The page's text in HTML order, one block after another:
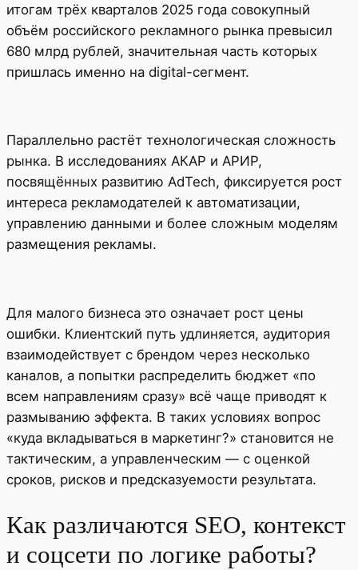
итогам трёх кварталов 2025 года совокупный
объём российского рекламного рынка превысил
680 млрд рублей, значительная часть которых
пришлась именно на digital-сегмент.
Параллельно растёт технологическая сложность
рынка. В исследованиях АКАР и АРИР,
посвящённых развитию AdTech, фиксируется рост
интереса рекламодателей к автоматизации,
управлению данными и более сложным моделям
размещения рекламы.
Для малого бизнеса это означает рост цены
ошибки. Клиентский путь удлиняется, аудитория
взаимодействует с брендом через несколько
каналов, а попытки распределить бюджет «по
всем направлениям сразу» всё чаще приводят к
размыванию эффекта. В таких условиях вопрос
«куда вкладываться в маркетинг?» становится не
тактическим, а управленческим — с оценкой
сроков, рисков и предсказуемости результата.
Как различаются SEO, контекст
и соцсети по логике работы?